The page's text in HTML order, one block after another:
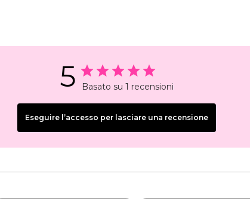
5 Basato su 1 recensioni
Eseguire l’accesso per lasciare una recensione